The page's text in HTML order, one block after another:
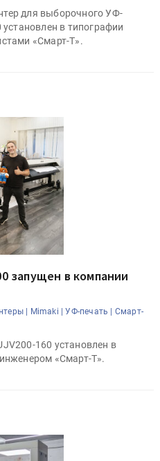
для выборочного УФ-
в типографии
«Смарт-Т».
запущен в компании
| Mimaki | УФ-печать |
Смарт-
160 установлен в
«Смарт-Т».